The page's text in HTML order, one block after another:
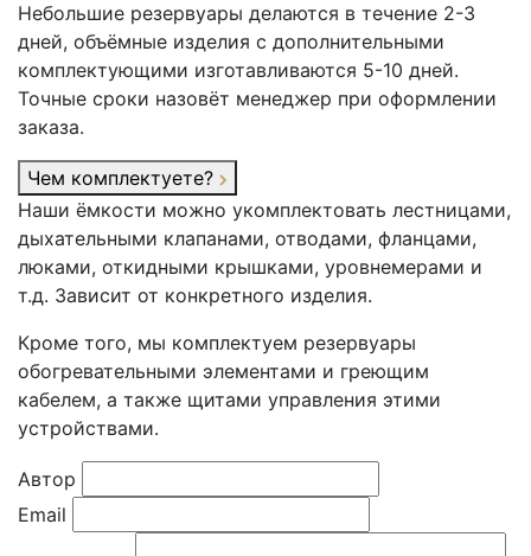
Небольшие резервуары делаются в течение 2-3
дней, объёмные изделия с дополнительными
комплектующими изготавливаются 5-10 дней.
Точные сроки назовёт менеджер при оформлении
заказа.
Чем комплектуете?
Наши ёмкости можно укомплектовать лестницами,
дыхательными клапанами, отводами, фланцами,
люками, откидными крышками, уровнемерами и
т.д. Зависит от конкретного изделия.
Кроме того, мы комплектуем резервуары
обогревательными элементами и греющим
кабелем, а также щитами управления этими
устройствами.
Автор
Email